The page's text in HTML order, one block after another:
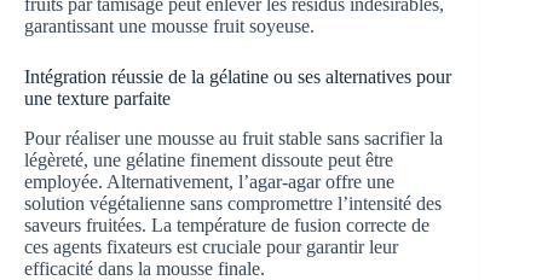
fruits par tamisage peut enlever les résidus indésirables,
garantissant une mousse fruit soyeuse.
Intégration réussie de la gélatine ou ses alternatives pour
une texture parfaite
Pour réaliser une mousse au fruit stable sans sacrifier la
légèreté, une gélatine finement dissoute peut être
employée. Alternativement, l’agar-agar offre une
solution végétalienne sans compromettre l’intensité des
saveurs fruitées. La température de fusion correcte de
ces agents fixateurs est cruciale pour garantir leur
efficacité dans la mousse finale.